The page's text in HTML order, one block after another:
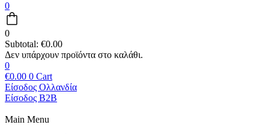
0
0
Subtotal: €0.00
0
€0.00 0 Cart
Είσοδος Ολλανδία
Είσοδος B2B
Main Menu